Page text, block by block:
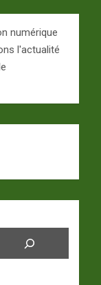
numérique
l'actualité